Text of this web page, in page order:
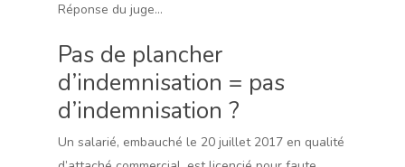
Réponse du juge…
Pas de plancher
d’indemnisation = pas
d’indemnisation ?
Un salarié, embauché le 20 juillet 2017 en qualité